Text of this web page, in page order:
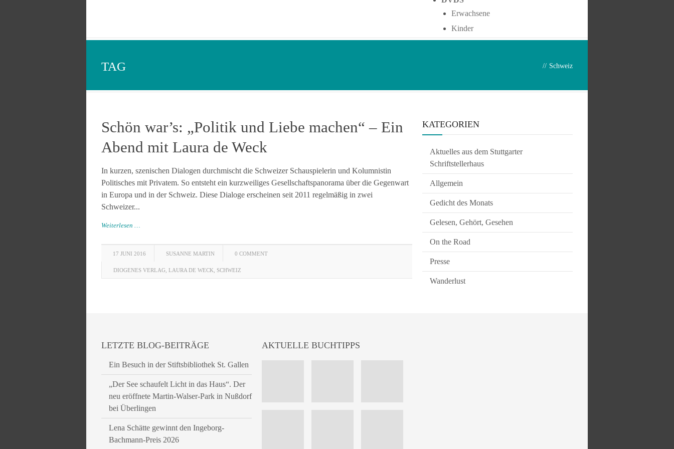
Erwachsene
Kinder
TAG // Schweiz
Schön war’s: „Politik und Liebe machen“ – Ein
Abend mit Laura de Weck
In kurzen, szenischen Dialogen durchmischt die Schweizer Schauspielerin und Kolumnistin
Politisches mit Privatem. So entsteht ein kurzweiliges Gesellschaftspanorama über die Gegenwart
in Europa und in der Schweiz. Diese Dialoge erscheinen seit 2011 regelmäßig in zwei
Schweizer...
Weiterlesen …
17 JUNI 2016 SUSANNE MARTIN 0 COMMENT
DIOGENES VERLAG LAURA DE WECK SCHWEIZ
KATEGORIEN
Aktuelles aus dem Stuttgarter
Schriftstellerhaus
Allgemein
Gedicht des Monats
Gelesen, Gehört, Gesehen
On the Road
Presse
Wanderlust
LETZTE BLOG-BEITRÄGE
Ein Besuch in der Stiftsbibliothek St. Gallen
„Der See schaufelt Licht in das Haus“. Der
neu eröffnete Martin-Walser-Park in Nußdorf
bei Überlingen
Lena Schätte gewinnt den Ingeborg-
Bachmann-Preis 2026
AKTUELLE BUCHTIPPS